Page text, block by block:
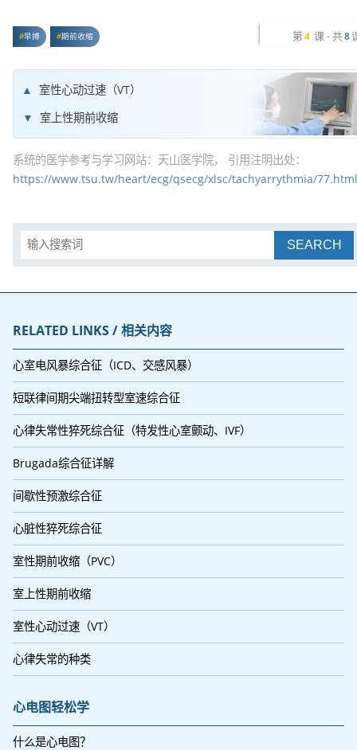
早搏 期前收缩 第 4 课 - 共8
室性心动过速（VT）
室上性期前收缩
系统的医学参考与学习网站：天山医学院， 引用注明出处：
https://www.tsu.tw/heart/ecg/qsecg/xlsc/tachyarrythmia/77.html
SEARCH
RELATED LINKS / 相关内容
心室电风暴综合征（ICD、交感风暴）
短联律间期尖端扭转型室速综合征
心律失常性猝死综合征（特发性心室颤动、IVF）
Brugada综合征详解
间歇性预激综合征
心脏性猝死综合征
室性期前收缩（PVC）
室上性期前收缩
室性心动过速（VT）
心律失常的种类
心电图轻松学
什么是心电图？